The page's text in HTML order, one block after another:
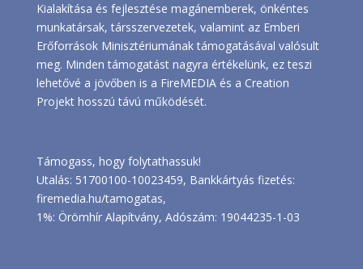
Kialakítása és fejlesztése magánemberek, önkéntes
munkatársak, társszervezetek, valamint az Emberi
Erőforrások Minisztériumának támogatásával valósult
meg. Minden támogatást nagyra értékelünk, ez teszi
lehetővé a jövőben is a FireMEDIA és a Creation
Projekt hosszú távú működését.
Támogass, hogy folytathassuk!
Utalás: 51700100-10023459, Bankkártyás fizetés:
firemedia.hu/tamogatas,
1%: Örömhír Alapítvány, Adószám: 19044235-1-03